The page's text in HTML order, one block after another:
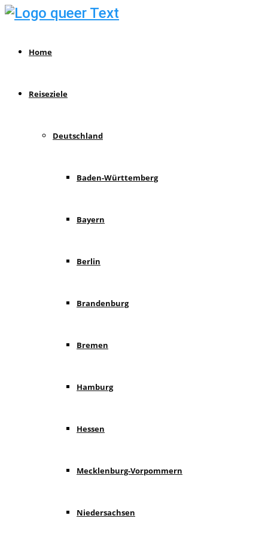
Home
Reiseziele
Deutschland
Baden-Württemberg
Bayern
Berlin
Brandenburg
Bremen
Hamburg
Hessen
Mecklenburg-Vorpommern
Niedersachsen